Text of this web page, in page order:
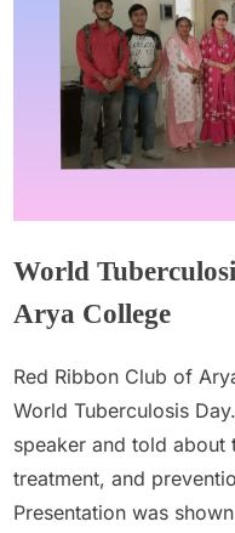
World
Arya College
Red Ribbon Club of
World Tuberculosis
speaker and told about
treatment, and
Presentation was